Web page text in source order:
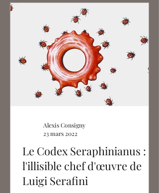
Le Codex Seraphinianus :
l'illisible chef d'œuvre de
Luigi Serafini
Alexis Consigny
23 mars 2022